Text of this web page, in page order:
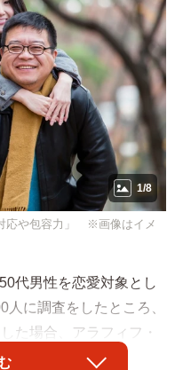
1/8
応や包容力」 ※画像はイメ
代男性を恋愛対象とし
に調査をしたところ、
た場合、アラフィフ・
えることできる」と回